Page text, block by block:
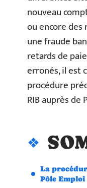
nouveau
ou encore
une fraude
retards de
erronés, il est
procédure
RIB auprès de
La
Pôle Emploi